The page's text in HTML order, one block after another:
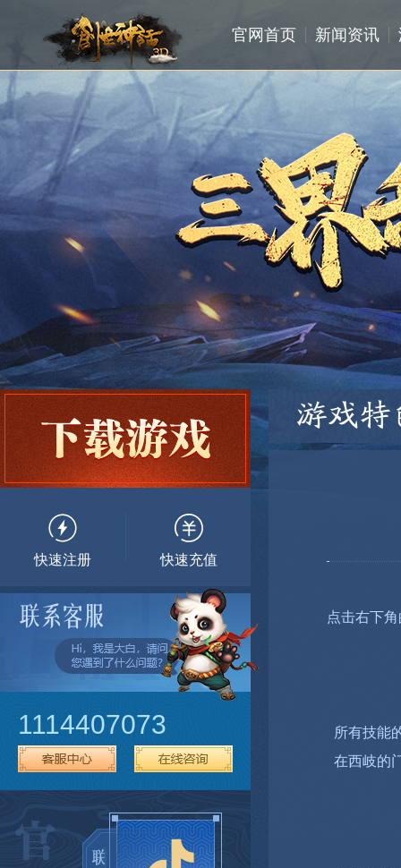
官网首页 新闻资讯
快速注册 快速充值
1114407073
游戏
点击右下
所有技能
在西岐的